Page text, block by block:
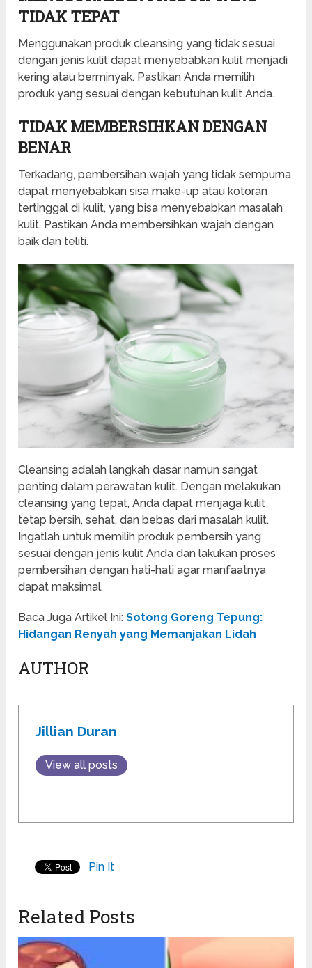
TIDAK TEPAT
Menggunakan produk cleansing yang tidak sesuai
dengan jenis kulit dapat menyebabkan kulit menjadi
kering atau berminyak. Pastikan Anda memilih
produk yang sesuai dengan kebutuhan kulit Anda.
TIDAK MEMBERSIHKAN DENGAN
BENAR
Terkadang, pembersihan wajah yang tidak sempurna
dapat menyebabkan sisa make-up atau kotoran
tertinggal di kulit, yang bisa menyebabkan masalah
kulit. Pastikan Anda membersihkan wajah dengan
baik dan teliti.
Cleansing adalah langkah dasar namun sangat
penting dalam perawatan kulit. Dengan melakukan
cleansing yang tepat, Anda dapat menjaga kulit
tetap bersih, sehat, dan bebas dari masalah kulit.
Ingatlah untuk memilih produk pembersih yang
sesuai dengan jenis kulit Anda dan lakukan proses
pembersihan dengan hati-hati agar manfaatnya
dapat maksimal.
Baca Juga Artikel Ini:Sotong Goreng Tepung:
Hidangan Renyah yang Memanjakan Lidah
AUTHOR
Jillian Duran
View all posts
Pin It
Related Posts